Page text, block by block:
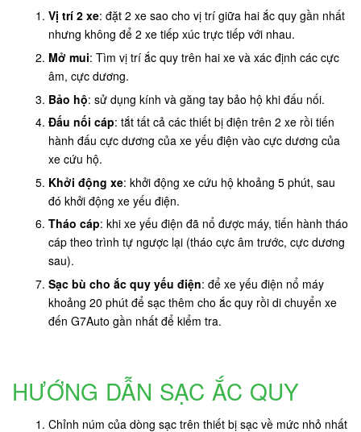
Vị trí 2 xe: đặt 2 xe sao cho vị trí giữa hai ắc quy gần nhất
nhưng không để 2 xe tiếp xúc trực tiếp với nhau.
Mở mui: Tìm vị trí ắc quy trên hai xe và xác định các cực
âm, cực dương.
Bảo hộ: sử dụng kính và găng tay bảo hộ khi đấu nối.
Đấu nối cáp: tắt tất cả các thiết bị điện trên 2 xe rồi tiến
hành đấu cực dương của xe yếu điện vào cực dương của
xe cứu hộ.
Khởi động xe: khởi động xe cứu hộ khoảng 5 phút, sau
đó khởi động xe yếu điện.
Tháo cáp: khi xe yếu điện đã nổ được máy, tiến hành tháo
cáp theo trình tự ngược lại (tháo cực âm trước, cực dương
sau).
Sạc bù cho ắc quy yếu điện: để xe yếu điện nổ máy
khoảng 20 phút để sạc thêm cho ắc quy rồi di chuyển xe
đến G7Auto gần nhất để kiểm tra.
HƯỚNG DẪN SẠC ẮC QUY
Chỉnh núm của dòng sạc trên thiết bị sạc về mức nhỏ nhất